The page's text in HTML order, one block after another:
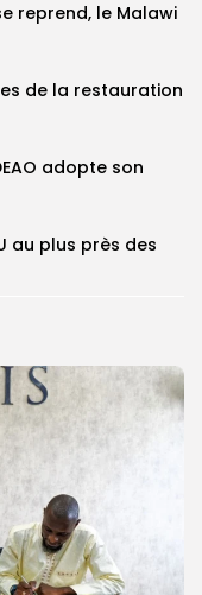
reprend, le Malawi
de la restauration
adopte son
au plus près des